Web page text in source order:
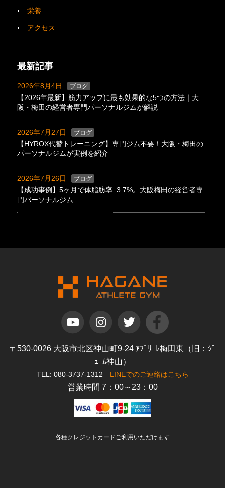
栄養
アクセス
最新記事
2026年8月4日 ブログ
【2026年最新】筋力アップに最も効果的な5つの方法｜大
阪・梅田の経営者専門パーソナルジムが解説
2026年7月27日 ブログ
【HYROX代替トレーニング】専門ジム不要！大阪・梅田の
パーソナルジムが実例を紹介
2026年7月26日 ブログ
【成功事例】5ヶ月で体脂肪率−3.7%。大阪梅田の経営者専
門パーソナルジム
〒530-0026 大阪市北区神山町9-24 ｱﾌﾟﾘｰﾚ梅田東（旧：ｼﾞ
ｭｰﾑ神山）
TEL: 080-3737-1312 LINEでのご連絡はこちら
営業時間 7：00～23：00
各種クレジットカードご利用いただけます